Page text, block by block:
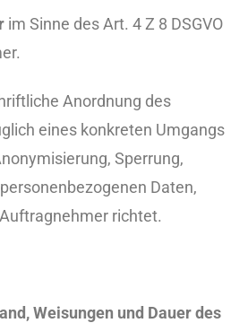
im Sinne des Art. 4 Z 8 DSGVO
Anordnung des
eines konkreten Umgangs
Sperrung,
Daten,
richtet.
Weisungen und Dauer des